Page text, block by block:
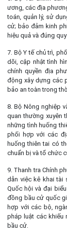
ương, các địa
toán, quản lý, sử
cử; bảo đảm kinh
hiệu quả và đúng
7. Bộ Y tế chủ trì,
dõi, cập nhật tình
chính quyền địa
động xây dựng các
bảo an toàn trong
8. Bộ Nông nghiệp
quan thường xuyên
những tình huống
phối hợp với các
huống thiên tai có
chuẩn bị và tổ chức
9. Thanh tra Chính
dẫn việc kê khai tài
Quốc hội và đại
đồng bầu cử quốc
hợp với các bộ,
pháp luật các khiếu
bầu cử.